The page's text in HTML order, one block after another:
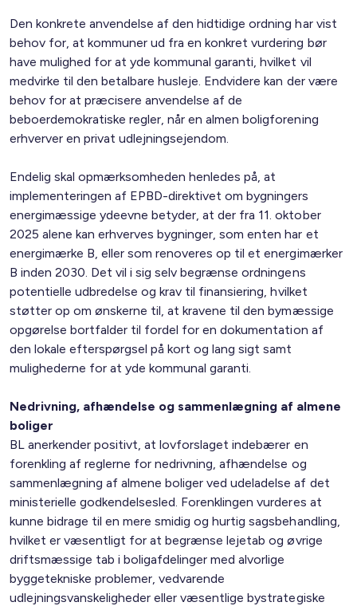
Den konkrete anvendelse af den hidtidige ordning har vist
behov for, at kommuner ud fra en konkret vurdering bør
have mulighed for at yde kommunal garanti, hvilket vil
medvirke til den betalbare husleje. Endvidere kan der være
behov for at præcisere anvendelse af de
beboerdemokratiske regler, når en almen boligforening
erhverver en privat udlejningsejendom.
Endelig skal opmærksomheden henledes på, at
implementeringen af EPBD-direktivet om bygningers
energimæssige ydeevne betyder, at der fra 11. oktober
2025 alene kan erhverves bygninger, som enten har et
energimærke B, eller som renoveres op til et energimærker
B inden 2030. Det vil i sig selv begrænse ordningens
potentielle udbredelse og krav til finansiering, hvilket
støtter op om ønskerne til, at kravene til den bymæssige
opgørelse bortfalder til fordel for en dokumentation af
den lokale efterspørgsel på kort og lang sigt samt
mulighederne for at yde kommunal garanti.
Nedrivning, afhændelse og sammenlægning af almene
boliger
BL anerkender positivt, at lovforslaget indebærer en
forenkling af reglerne for nedrivning, afhændelse og
sammenlægning af almene boliger ved udeladelse af det
ministerielle godkendelsesled. Forenklingen vurderes at
kunne bidrage til en mere smidig og hurtig sagsbehandling,
hvilket er væsentligt for at begrænse lejetab og øvrige
driftsmæssige tab i boligafdelinger med alvorlige
byggetekniske problemer, vedvarende
udlejningsvanskeligheder eller væsentlige bystrategiske